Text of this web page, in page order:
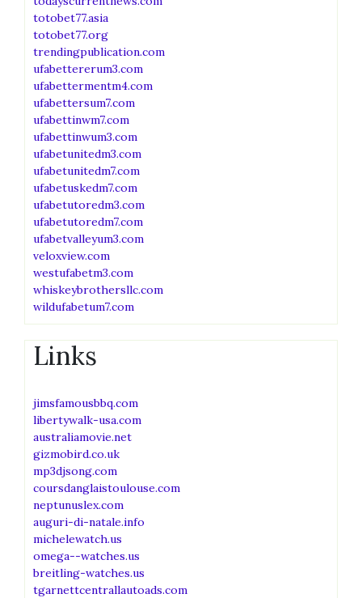
totobet77.asia
totobet77.org
trendingpublication.com
ufabettererum3.com
ufabettermentm4.com
ufabettersum7.com
ufabettinwm7.com
ufabettinwum3.com
ufabetunitedm3.com
ufabetunitedm7.com
ufabetuskedm7.com
ufabetutoredm3.com
ufabetutoredm7.com
ufabetvalleyum3.com
veloxview.com
westufabetm3.com
whiskeybrothersllc.com
wildufabetum7.com
Links
jimsfamousbbq.com
libertywalk-usa.com
australiamovie.net
gizmobird.co.uk
mp3djsong.com
coursdanglaistoulouse.com
neptunuslex.com
auguri-di-natale.info
michelewatch.us
omega--watches.us
breitling-watches.us
tgarnettcentrallautoads.com